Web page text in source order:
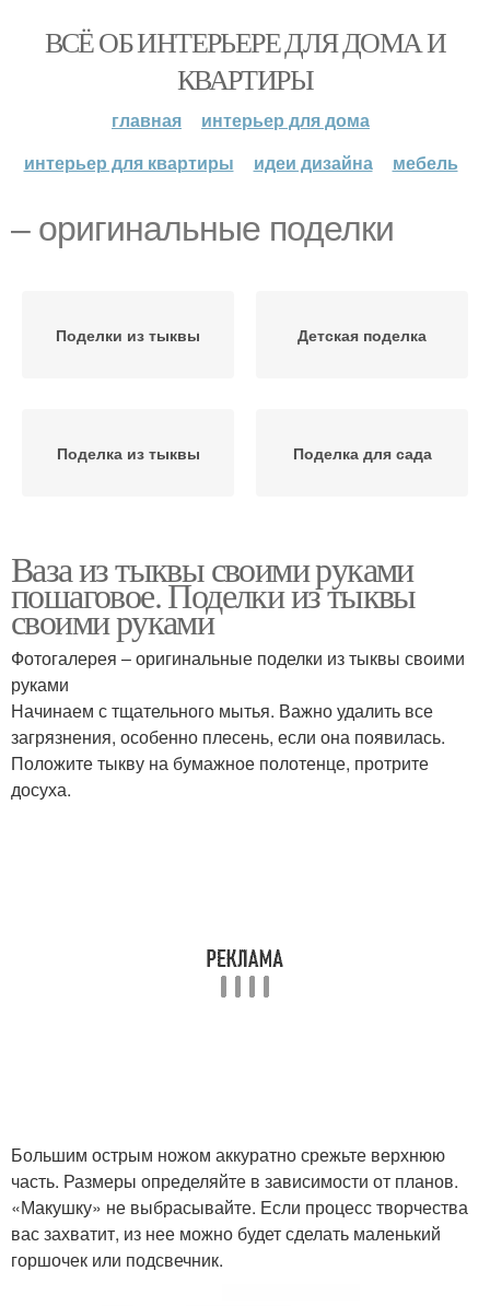
ВСЁ ОБ ИНТЕРЬЕРЕ ДЛЯ ДОМА И
КВАРТИРЫ
главная
интерьер для дома
интерьер для квартиры
идеи дизайна мебель
– оригинальные поделки
Поделки из тыквы Детская поделка
Поделка из тыквы Поделка для сада
Ваза из тыквы своими руками
пошаговое. Поделки из тыквы
своими руками
Фотогалерея – оригинальные поделки из тыквы своими
руками
Начинаем с тщательного мытья. Важно удалить все
загрязнения, особенно плесень, если она появилась.
Положите тыкву на бумажное полотенце, протрите
досуха.
Большим острым ножом аккуратно срежьте верхнюю
часть. Размеры определяйте в зависимости от планов.
«Макушку» не выбрасывайте. Если процесс творчества
вас захватит, из нее можно будет сделать маленький
горшочек или подсвечник.